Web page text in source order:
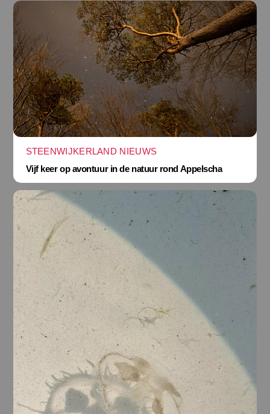
STEENWIJKERLAND NIEUWS
Vijf keer op avontuur in de natuur rond Appelscha